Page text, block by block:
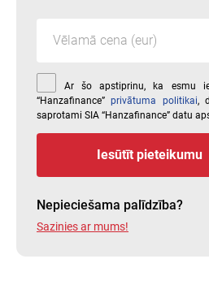
Ar šo apstiprinu, ka esmu
“Hanzafinance”privātuma politikai,
saprotami SIA “Hanzafinance” datu
Iesūtīt pieteikumu
Nepieciešama palīdzība?
Sazinies ar mums!